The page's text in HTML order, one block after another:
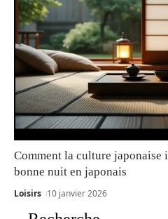
Comment la culture japonaise
bonne nuit en japonais
Loisirs 10 janvier 2026